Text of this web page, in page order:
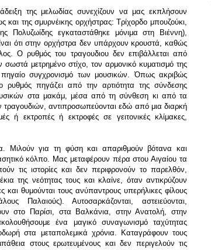
της μελωδίας συνεχίζουν να μας εκπλήσουν
και της σμυρνέικης ορχήστρας: Τρίχορδο μπουζούκι,
Πολυζωίδης εγκαταστάθηκε μόνιμα στη Βιέννη),
ότι στην ορχήστρα δεν υπάρχουν κρουστά, καθώς
Ο ρυθμός του τραγουδιου δεν επιβάλλεται από
μετρημένο στίχο, τον αρμονικό κυματισμό της
συγχρονισμό των μουσικών. Όπως ακριβώς
ρυθμός πηγάζει από την αρτιότητα της σύνδεσης
στα μακάμ, μέσα από τη σύνθεση κι από τα
αντιπροσωπεύονται εδώ από μια διαρκή
ή εκτροπές ή εκτροφές σε γειτονικές κλίμακες,
Μιλούν για τη φύση και απαριθμούν βότανα και
κόλπο. Μας μεταφέρουν πέρα στου Αιγαίου τα
τις ιστορίες και δεν περιφρονούν το παρελθόν,
της νεότητας τους και κλαίνε, όταν αντικρύζουν
θυμούνται τους ανύπαντρους υπερήλικες φίλους
Παλαιούς). Αυτοσαρκάζονται, αστειεύονται,
στο Παρίσι, στα Βαλκάνια, στην Ανατολή, στην
ένα μαγικό συναγωνισμό ταχύτητας
στα μεταπολεμικά χρόνια. Καταγράφουν τους
στους ερωτευμένους και δεν περιγελούν τις